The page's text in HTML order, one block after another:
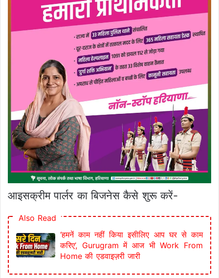
आइसक्रीम पार्लर का बिजनेस कैसे शुरू करें-
Also Read
‘हमनें काम नहीं किया इसीलिए आप घर से काम
करिए’, Gurugram में आज भी Work From
Home की एडवाइज़री जारी